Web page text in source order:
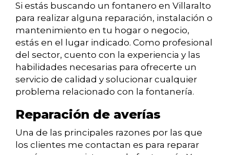
Si estás buscando un fontanero en Villaralto
para realizar alguna reparación, instalación o
mantenimiento en tu hogar o negocio,
estás en el lugar indicado. Como profesional
del sector, cuento con la experiencia y las
habilidades necesarias para ofrecerte un
servicio de calidad y solucionar cualquier
problema relacionado con la fontanería.
Reparación de averías
Una de las principales razones por las que
los clientes me contactan es para reparar